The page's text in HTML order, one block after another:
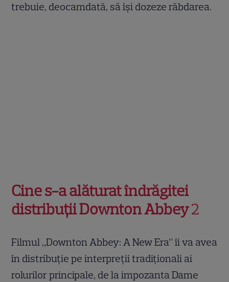
trebuie, deocamdată, să își dozeze răbdarea.
Cine s-a alăturat îndrăgitei
distribuții Downton Abbey2
Filmul „Downton Abbey: A New Era” îi va avea
în distribuție pe interpreții tradiționali ai
rolurilor principale, de la impozanta Dame